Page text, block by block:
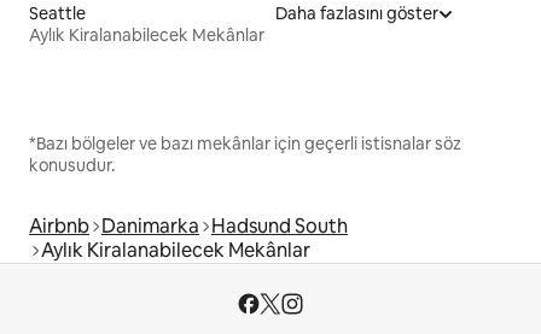
Seattle
Aylık Kiralanabilecek Mekânlar
Daha fazlasını göster
*Bazı bölgeler ve bazı mekânlar için geçerli istisnalar söz
konusudur.
Airbnb Danimarka Hadsund South
Aylık Kiralanabilecek Mekânlar